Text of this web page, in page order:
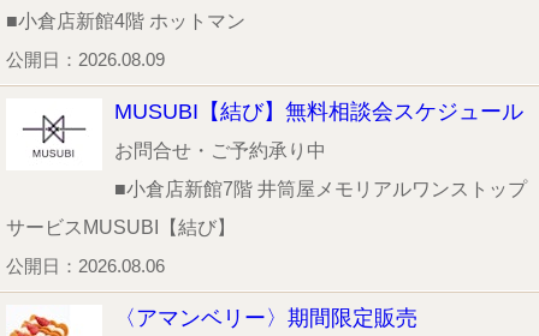
■小倉店新館4階 ホットマン
公開日：2026.08.09
MUSUBI【結び】無料相談会スケジュール
お問合せ・ご予約承り中
■小倉店新館7階 井筒屋メモリアルワンストップ
サービスMUSUBI【結び】
公開日：2026.08.06
〈アマンベリー〉期間限定販売